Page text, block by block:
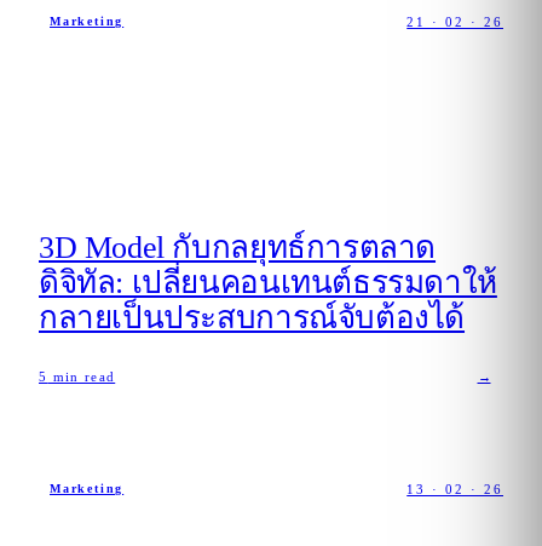
Marketing 21 · 02 · 26
3D Model กับกลยุทธ์การตลาด
ดิจิทัล: เปลี่ยนคอนเทนต์ธรรมดาให้
กลายเป็นประสบการณ์จับต้องได้
5 min read →
Marketing 13 · 02 · 26